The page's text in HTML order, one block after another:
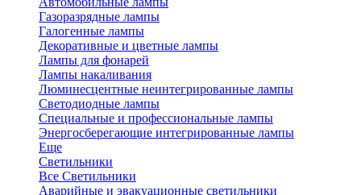
Газоразрядные лампы
Галогенные лампы
Декоративные и цветные лампы
Лампы для фонарей
Лампы накаливания
Люминесцентные неинтегрированные лампы
Светодиодные лампы
Специальные и профессиональные лампы
Энергосберегающие интегрированные лампы
Еще
Светильники
Все Светильники
Аварийные и эвакуационные светильники